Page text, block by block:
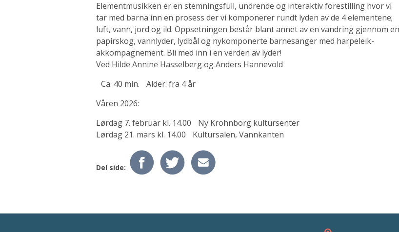
Elementmusikken er en stemningsfull, undrende og interaktiv forestilling hvor vi
tar med barna inn en prosess der vi komponerer rundt lyden av de 4 elementene;
luft, vann, jord og ild. Oppsetningen består blant annet av en vandring gjennom en
papirskog, vannlyder, lydbål og nykomponerte barnesanger med harpeleik-
akkompagnement. Bli med inn i en verden av lyder!
Ved Hilde Annine Hasselberg og Anders Hannevold
Ca. 40 min. Alder: fra 4 år
Våren 2026:
Lørdag 7. februar kl. 14.00 Ny Krohnborg kultursenter
Lørdag 21. mars kl. 14.00 Kultursalen, Vannkanten
Del side: